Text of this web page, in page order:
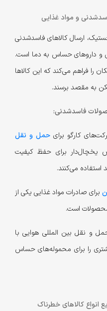
ارسال کالاهای فاسدشدنی
و داروهای حساس به دما است.
را فراهم می‌کند که این کالاها
به مقصد برسند.
فاسدشدنی:
کارگو برایحمل و نقل
یخچال‌دار برای حفظ کیفیت
استفاده می‌کنند.
برای صادرات مواد غذایی یکی از
محصولات است.
و نقل بین المللی هوایی با
را برای محموله‌های حساس